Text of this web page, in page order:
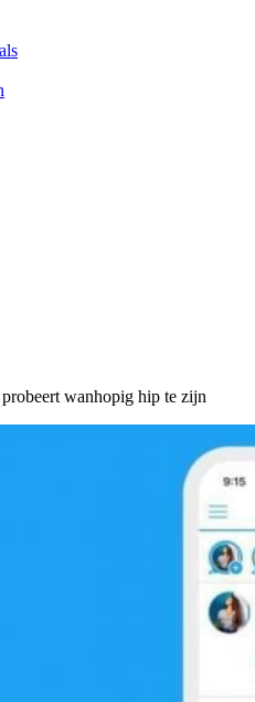
wanhopig hip te zijn